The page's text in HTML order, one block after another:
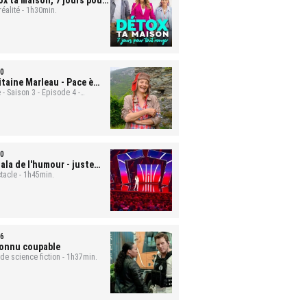
ranger - Mona et Bastien
- 1h30min.
Marleau - Pace è
- Saison 3 - Épisode 4 -
de l'humour - juste
rire- 1h45min.
coupable
science fiction - 1h37min.